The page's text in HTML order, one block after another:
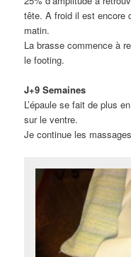
tête. A froid il est encore
matin.
La brasse commence à
le footing.
J+9 Semaines
L’épaule se fait de plus
sur le ventre.
Je continue les